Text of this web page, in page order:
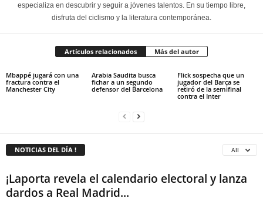
especializa en descubrir y seguir a jóvenes talentos. En su tiempo libre,
disfruta del ciclismo y la literatura contemporánea.
Artículos relacionados Más del autor
Mbappé jugará con una
fractura contra el
Manchester City
Arabia Saudita busca
fichar a un segundo
defensor del Barcelona
Flick sospecha que un
jugador del Barça se
retiró de la semifinal
contra el Inter
NOTICIAS DEL DÍA ! All
¡Laporta revela el calendario electoral y lanza
dardos a Real Madrid...